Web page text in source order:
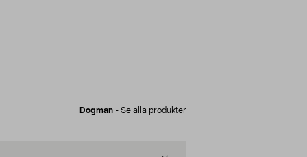
Dogman - Se alla produkter